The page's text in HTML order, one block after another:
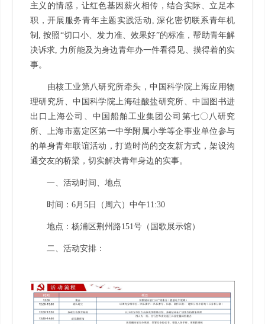
主义的情感，让红色基因薪火相传，结合实际、立足本
职，开展服务青年主题实践活动, 深化密切联系青年机
制, 按照“切口小、发力准、效果好”的标准，帮助青年解
决诉求, 力所能及为身边青年办一件看得见、摸得着的实
事。
由核工业第八研究所牵头，中国科学院上海应用物
理研究所、中国科学院上海硅酸盐研究所、中国图书进
出口上海公司、中国船舶工业集团公司第七〇八研究
所、上海市嘉定区第一中学附属小学等企事业单位参与
的单身青年联谊活动，打造时尚的交友新方式，架设沟
通交友的桥梁，切实解决青年身边的实事。
一、活动时间、地点
时间：6月5日（周六）中午11:30
地点：杨浦区荆州路151号（国歌展示馆）
二、活动安排：